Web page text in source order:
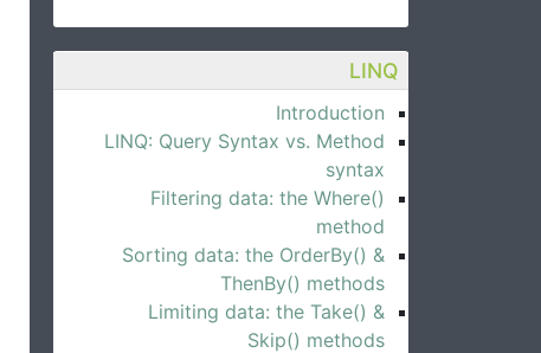
LINQ
Introduction
LINQ: Query Syntax vs. Method
syntax
Filtering data: the Where()
method
Sorting data: the OrderBy() &
ThenBy() methods
Limiting data: the Take() &
Skip() methods